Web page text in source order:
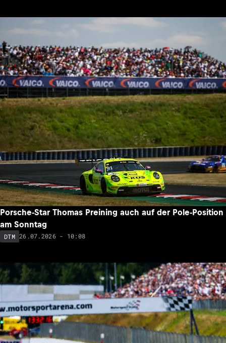
Porsche-Star Thomas Preining auch auf der Pole-Position
am Sonntag
DTM 26.07.2026 - 10:08